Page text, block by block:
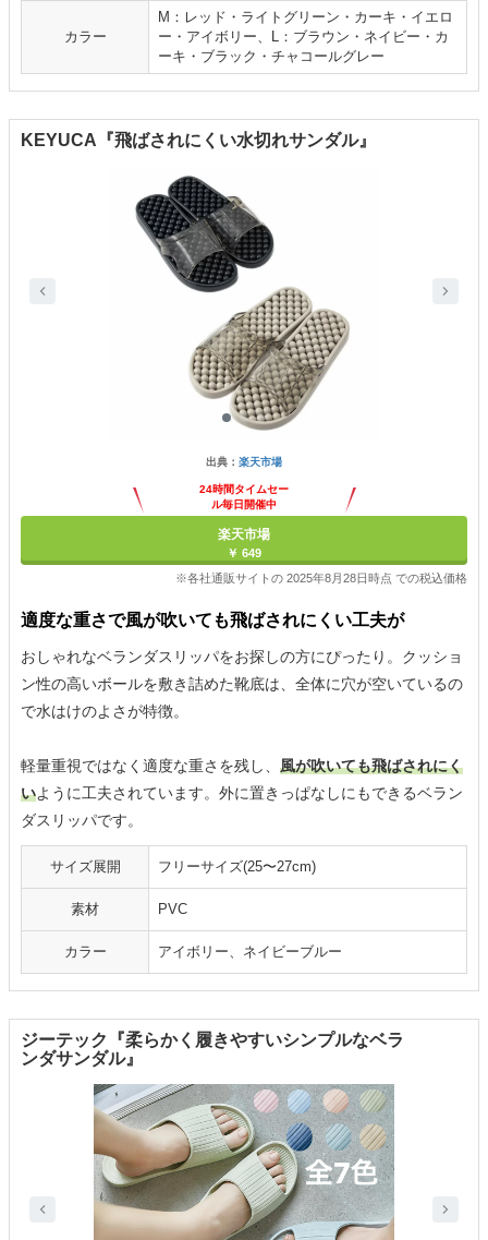
カラー
M：レッド・ライトグリーン・カーキ・イエロ
ー・アイボリー、L：ブラウン・ネイビー・カ
ーキ・ブラック・チャコールグレー
KEYUCA『飛ばされにくい水切れサンダル』
出典： 楽天市場
24時間タイムセー
ル毎日開催中
楽天市場
￥ 649
※各社通販サイトの 2025年8月28日時点 での税込価格
適度な重さで風が吹いても飛ばされにくい工夫が
おしゃれなベランダスリッパをお探しの方にぴったり。クッショ
ン性の高いボールを敷き詰めた靴底は、全体に穴が空いているの
で水はけのよさが特徴。
軽量重視ではなく適度な重さを残し、 風が吹いても飛ばされにく
いように工夫されています。外に置きっぱなしにもできるベラン
ダスリッパです。
サイズ展開 フリーサイズ(25〜27cm)
素材 PVC
カラー アイボリー、ネイビーブルー
ジーテック『柔らかく履きやすいシンプルなベラ
ンダサンダル』